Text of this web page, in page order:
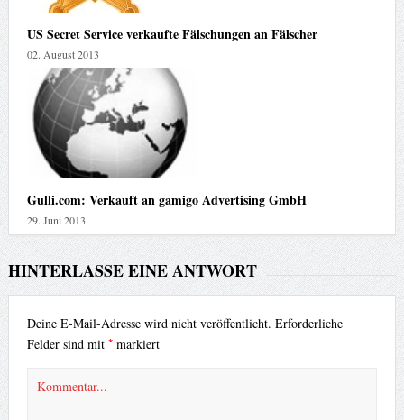
US Secret Service verkaufte Fälschungen an Fälscher
02. August 2013
Gulli.com: Verkauft an gamigo Advertising GmbH
29. Juni 2013
HINTERLASSE EINE ANTWORT
Deine E-Mail-Adresse wird nicht veröffentlicht. Erforderliche
Felder sind mit *markiert